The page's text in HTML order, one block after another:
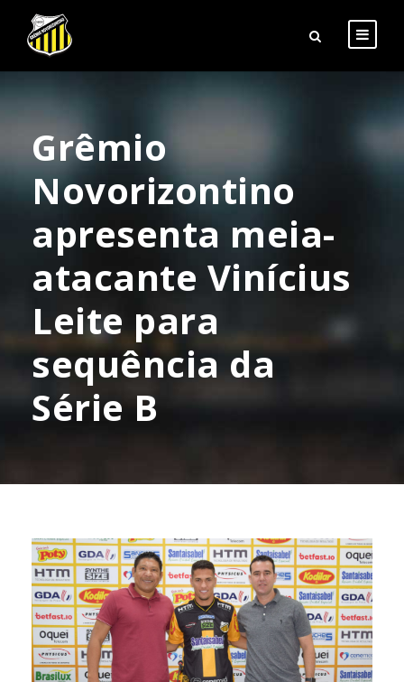
Grêmio
Novorizontino
apresenta meia-
atacante Vinícius
Leite para
sequência da
Série B